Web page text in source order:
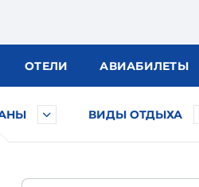
ОТЕЛИ АВИАБИЛЕТЫ
ВИДЫ ОТДЫХА